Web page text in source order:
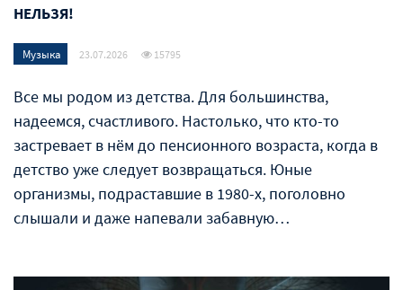
НЕЛЬЗЯ!
Музыка 23.07.2026 15795
Все мы родом из детства. Для большинства,
надеемся, счастливого. Настолько, что кто-то
застревает в нём до пенсионного возраста, когда в
детство уже следует возвращаться. Юные
организмы, подраставшие в 1980-х, поголовно
слышали и даже напевали забавную…